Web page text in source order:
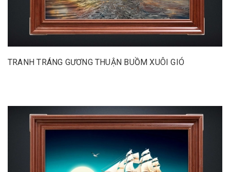
TRANH TRÁNG GƯƠNG THUẬN BUỒM XUÔI GIÓ